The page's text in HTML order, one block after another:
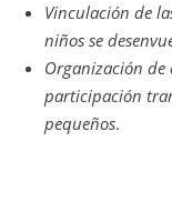
Vinculación de
niños se
Organización de
participación
pequeños.